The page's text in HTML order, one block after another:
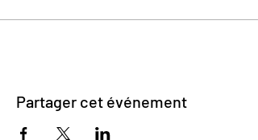
Partager cet événement